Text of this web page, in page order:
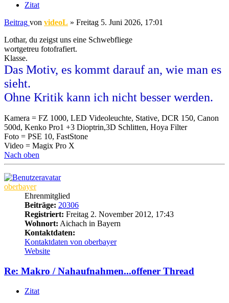
Zitat
Beitrag von videoL » Freitag 5. Juni 2026, 17:01
Lothar, du zeigst uns eine Schwebfliege
wortgetreu fotofrafiert.
Klasse.
Das Motiv, es kommt darauf an, wie man es
sieht.
Ohne Kritik kann ich nicht besser werden.
Kamera = FZ 1000, LED Videoleuchte, Stative, DCR 150, Canon
500d, Kenko Pro1 +3 Dioptrin,3D Schlitten, Hoya Filter
Foto = PSE 10, FastStone
Video = Magix Pro X
Nach oben
oberbayer
Ehrenmitglied
Beiträge: 20306
Registriert: Freitag 2. November 2012, 17:43
Wohnort: Aichach in Bayern
Kontaktdaten:
Kontaktdaten von oberbayer
Website
Re: Makro / Nahaufnahmen...offener Thread
Zitat